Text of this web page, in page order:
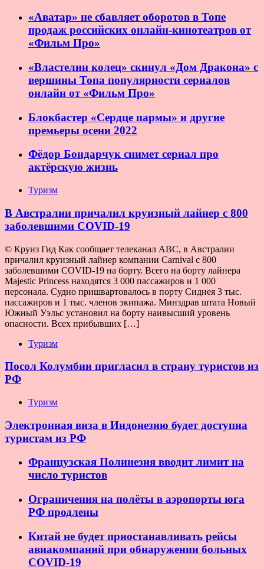
«Аватар» не сбавляет оборотов в Топе
продаж российских онлайн-кинотеатров от
«Фильм Про»
«Властелин колец» скинул «Дом Дракона» с
вершины Топа популярности сериалов
онлайн от «Фильм Про»
Блокбастер «Сердце пармы» и другие
премьеры осени 2022
Фёдор Бондарчук снимет сериал про
актёрскую жизнь
Туризм
В Австралии причалил круизный лайнер с 800
заболевшими COVID-19
© Круиз Гид Как сообщает телеканал ABC, в Австралии
причалил круизный лайнер компании Carnival с 800
заболевшими COVID-19 на борту. Всего на борту лайнера
Majestic Princess находятся 3 000 пассажиров и 1 000
персонала. Судно пришвартовалось в порту Сиднея 3 тыс.
пассажиров и 1 тыс. членов экипажа. Минздрав штата Новый
Южный Уэльс установил на борту наивысший уровень
опасности. Всех прибывших […]
Туризм
Посол Колумбии пригласил в страну туристов из
РФ
Туризм
Электронная виза в Индонезию будет доступна
туристам из РФ
Французская Полинезия вводит лимит на
число туристов
Ограничения на полёты в аэропорты юга
РФ продлены
Китай не будет приостанавливать рейсы
авиакомпаний при обнаружении больных
COVID-19